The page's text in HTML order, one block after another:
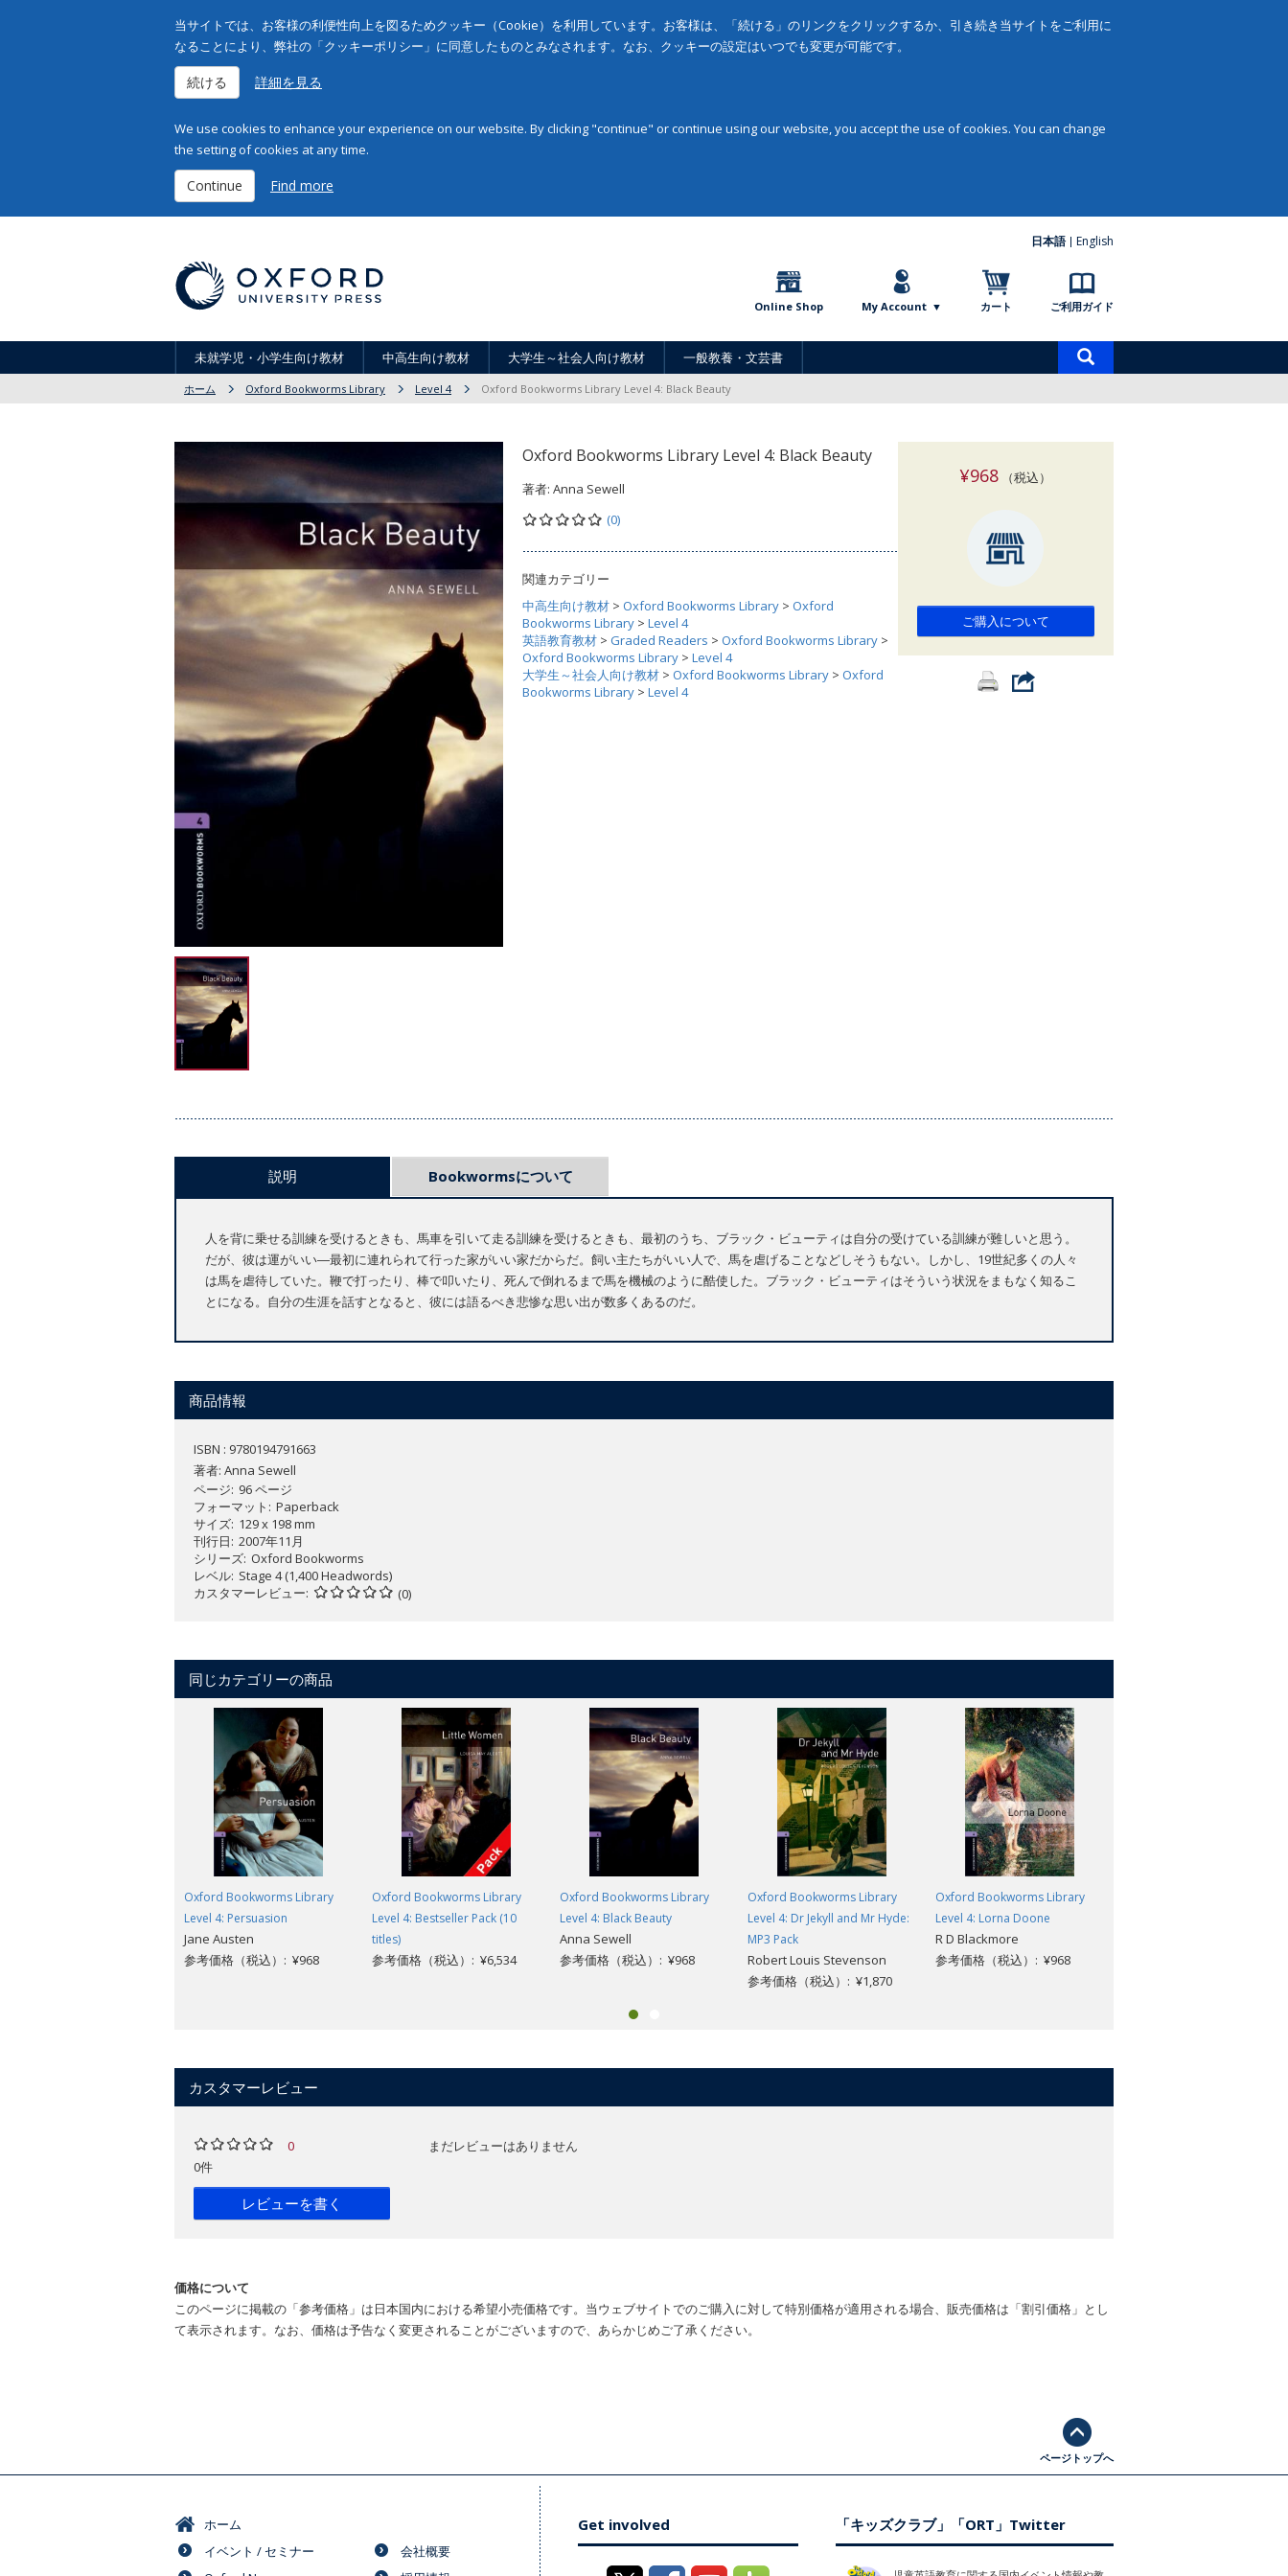
当サイトでは、お客様の利便性向上を図るためクッキー（Cookie）を利用しています。お客様は、「続ける」のリンクをクリックするか、引き続き当サイトをご利用に
なることにより、弊社の「クッキーポリシー」に同意したものとみなされます。なお、クッキーの設定はいつでも変更が可能です。
続ける 詳細を見る
We use cookies to enhance your experience on our website. By clicking "continue" or continue using our website, you accept the use of cookies. You can change
the setting of cookies at any time.
Continue Find more
日本語 English
Online Shop My Account カート ご利用ガイド
未就学児・小学生向け教材 中高生向け教材 大学生～社会人向け教材 一般教養・文芸書
索
ホーム Oxford Bookworms Library Level 4 Oxford Bookworms Library Level 4: Black Beauty
Oxford Bookworms Library Level 4: Black Beauty
著者: Anna Sewell
(0)
関連カテゴリー
中高生向け教材 > Oxford Bookworms Library > Oxford
Bookworms Library > Level 4
英語教育教材 > Graded Readers > Oxford Bookworms Library >
Oxford Bookworms Library > Level 4
大学生～社会人向け教材 > Oxford Bookworms Library > Oxford
Bookworms Library > Level 4
¥968 （税込）
ご購入について
説明 Bookwormsについて
人を背に乗せる訓練を受けるときも、馬車を引いて走る訓練を受けるときも、最初のうち、ブラック・ビューティは自分の受けている訓練が難しいと思う。
だが、彼は運がいい―最初に連れられて行った家がいい家だからだ。飼い主たちがいい人で、馬を虐げることなどしそうもない。しかし、19世紀多くの人々
は馬を虐待していた。鞭で打ったり、棒で叩いたり、死んで倒れるまで馬を機械のように酷使した。ブラック・ビューティはそういう状況をまもなく知るこ
とになる。自分の生涯を話すとなると、彼には語るべき悲惨な思い出が数多くあるのだ。
商品情報
ISBN : 9780194791663
著者: Anna Sewell
ページ 96 ページ
フォーマット
Paperback
サイズ 129 x 198 mm
刊行日 2007年11月
シリーズ Oxford Bookworms
レベル Stage 4 (1,400 Headwords)
カスタマーレビュー
(0)
同じカテゴリーの商品
Oxford Bookworms Library
Level 4: Persuasion
Jane Austen
参考価格（税込）: ¥968
Oxford Bookworms Library
Level 4: Bestseller Pack (10
titles)
参考価格（税込）: ¥6,534
Oxford Bookworms Library
Level 4: Black Beauty
Anna Sewell
参考価格（税込）: ¥968
Oxford Bookworms Library
Level 4: Dr Jekyll and Mr Hyde:
MP3 Pack
Robert Louis Stevenson
参考価格（税込）: ¥1,870
Oxford Bookworms Library
Level 4: Lorna Doone
R D Blackmore
参考価格（税込）: ¥968
カスタマーレビュー
0
0件
レビューを書く
まだレビューはありません
価格について
このページに掲載の「参考価格」は日本国内における希望小売価格です。当ウェブサイトでのご購入に対して特別価格が適用される場合、販売価格は「割引価格」とし
て表示されます。なお、価格は予告なく変更されることがございますので、あらかじめご了承ください。
ページトップへ
ホーム
イベント / セミナー
会社概要
Get involved 「キッズクラブ」「ORT」Twitter